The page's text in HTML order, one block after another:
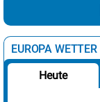
EUROPA WETTER
Heute